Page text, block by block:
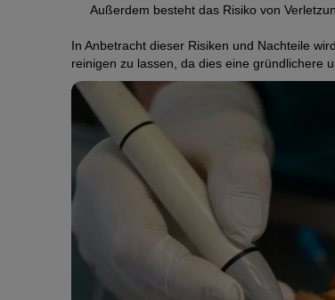
Außerdem besteht das Risiko von
In Anbetracht dieser Risiken und Nachteile
reinigen zu lassen, da dies eine gründlichere